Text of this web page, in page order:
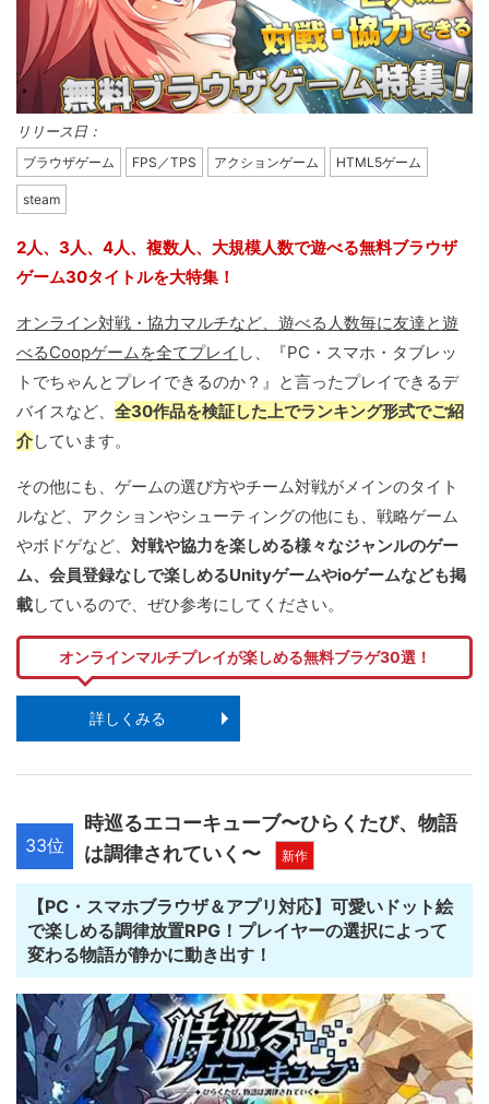
リリース日：
ブラウザゲーム FPS／TPS アクションゲーム HTML5ゲーム
steam
2人、3人、4人、複数人、大規模人数で遊べる無料ブラウザ
ゲーム30タイトルを大特集！
オンライン対戦・協力マルチなど、遊べる人数毎に友達と遊
べるCoopゲームを全てプレイ し、『PC・スマホ・タブレッ
トでちゃんとプレイできるのか？』と言ったプレイできるデ
バイスなど、 全30作品を検証した上でランキング形式でご紹
介しています。
その他にも、ゲームの選び方やチーム対戦がメインのタイト
ルなど、アクションやシューティングの他にも、戦略ゲーム
やボドゲなど、 対戦や協力を楽しめる様々なジャンルのゲー
ム、会員登録なしで楽しめるUnityゲームやioゲームなども掲
載しているので、ぜひ参考にしてください。
オンラインマルチプレイが楽しめる無料ブラゲ30選！
詳しくみる
33位
時巡るエコーキューブ〜ひらくたび、物語
は調律されていく〜
新作
【PC・スマホブラウザ＆アプリ対応】可愛いドット絵
で楽しめる調律放置RPG！プレイヤーの選択によって
変わる物語が静かに動き出す！